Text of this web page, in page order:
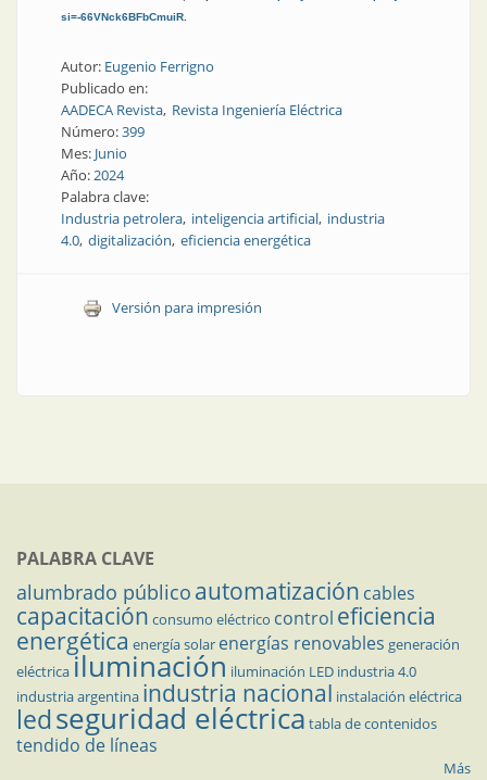
si=-66VNck6BFbCmuiR
Autor: Eugenio Ferrigno
Publicado en:
AADECA Revista Revista Ingeniería Eléctrica
Número:399
Mes: Junio
Año:2024
Palabra clave:
Industria petrolera inteligencia artificial industria
4.0 digitalización eficiencia energética
Versión para impresión
PALABRA CLAVE
alumbrado público automatización cables
capacitación consumo eléctrico control eficiencia
energética energía solar energías renovables generación
eléctricailuminación iluminación LED industria 4.0
industria argentina industria nacional instalación eléctrica
ledseguridad eléctrica tabla de contenidos
tendido de líneas
Más